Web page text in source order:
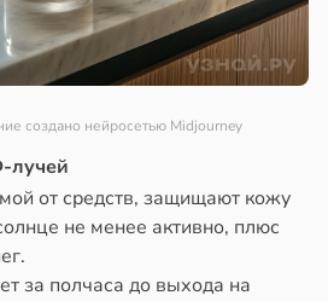
создано нейросетью Midjourney
лучей
от средств, защищают кожу
не менее активно, плюс
за полчаса до выхода на